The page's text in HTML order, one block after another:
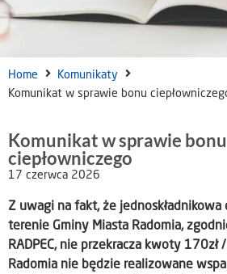
Home
Komunikaty
Komunikat w sprawie bonu
Komunikat w sprawie bonu
ciepłowniczego
17 czerwca 2026
Z uwagi na fakt, że jednoskładnikowa
terenie Gminy Miasta Radomia,
RADPEC, nie przekracza kwoty 170zł
Radomia nie będzie realizowane